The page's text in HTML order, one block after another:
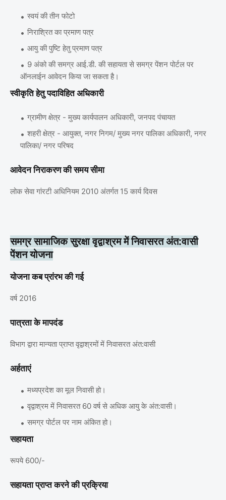
स्वयं की तीन फोटो
निराश्रित का प्रमाण पत्र
आयु की पुष्टि हेतु प्रमाण पत्र
9 अंको की समग्र आई.डी. की सहायता से समग्र पेंशन पोर्टल पर
ऑनलाईन आवेदन किया जा सकता है।
स्‍वीकृति हेतु पदाविहित अधिकारी
ग्रामीण क्षेत्र - मुख्य कार्यपालन अधिकारी, जनपद पंचायत
शहरी क्षेत्र - आयुक्त, नगर निगम/ मुख्य नगर पालिका अधिकारी, नगर
पालिका/ नगर परिषद
आवेदन निराकरण की समय सीमा
लोक सेवा गांरटी अधिनियम 2010 अंतर्गत 15 कार्य दिवस
समग्र सामाजिक सुरक्षा वृद्वाश्रम में निवासरत अंत:वासी
पेंशन योजना
योजना कब प्रांरभ की गई
वर्ष 2016
पात्रता के मापदंड
विभाग द्वारा मान्‍यता प्राप्‍त वृद्वाश्रमों में निवासरत अंत:वासी
अर्हताएं
मध्यप्रदेश का मूल निवासी हो।
वृद्वाश्रम में निवासरत 60 वर्ष से अधिक आयु के अंत:वासी।
समग्र पोर्टल पर नाम अंकित हो।
सहायता
रूपये 600/-
सहायता प्राप्त करने की प्रक्रिया